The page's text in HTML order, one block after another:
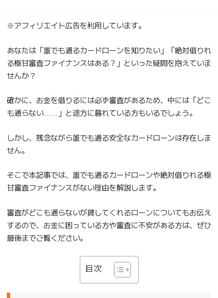
※アフィリエイト広告を利用しています。
あなたは「誰でも通るカードローンを知りたい」「絶対借りれ
る極甘審査ファイナンスはある？」といった疑問を抱えていま
せんか？
確かに、お金を借りるには必ず審査があるため、中には「どこ
も通らない……」と途方に暮れている方もいるでしょう。
しかし、残念ながら誰でも通る安全なカードローンは存在しま
せん。
そこで本記事では、誰でも通るカードローンや絶対借りれる極
甘審査ファイナンスがない理由を解説します。
審査がどこも通らないが貸してくれるローンについてもお伝え
するので、お金に困っている方や審査に不安がある方は、ぜひ
最後までご覧ください。
目次